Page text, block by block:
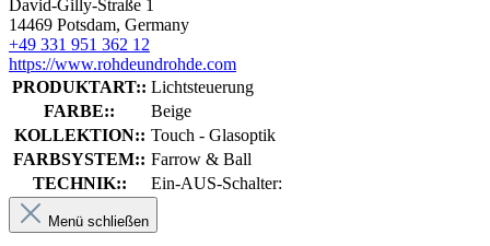
David-Gilly-Straße 1
14469 Potsdam, Germany
+49 331 951 362 12
https://www.rohdeundrohde.com
PRODUKTART:: Lichtsteuerung
FARBE::
Beige
KOLLEKTION:: Touch - Glasoptik
FARBSYSTEM:: Farrow & Ball
TECHNIK::
Ein-AUS-Schalter:
Menü schließen